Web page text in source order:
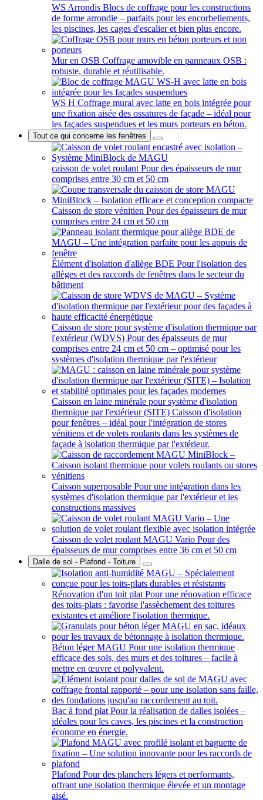
WS Arrondis Blocs de coffrage pour les constructions
de forme arrondie – parfaits pour les encorbellements,
les piscines, les cages d'escalier et bien plus encore.
Mur en OSB Coffrage amovible en panneaux OSB :
robuste, durable et réutilisable.
WS H Coffrage mural avec latte en bois intégrée pour
une fixation aisée des ossatures de façade – idéal pour
les façades suspendues et les murs porteurs en béton.
Tout ce qui concerne les fenêtres
caisson de volet roulant Pour des épaisseurs de mur
comprises entre 30 cm et 50 cm
Caisson de store vénitien Pour des épaisseurs de mur
comprises entre 24 cm et 50 cm
Élément d'isolation d'allège BDE Pour l'isolation des
allèges et des raccords de fenêtres dans le secteur du
bâtiment
Caisson de store pour système d'isolation thermique par
l'extérieur (WDVS) Pour des épaisseurs de mur
comprises entre 24 cm et 50 cm – optimisé pour les
systèmes d'isolation thermique par l'extérieur
Caisson en laine minérale pour système d'isolation
thermique par l'extérieur (SITE) Caisson d'isolation
pour fenêtres – idéal pour l'intégration de stores
vénitiens et de volets roulants dans les systèmes de
façade à isolation thermique par l'extérieur.
Caisson superposable Pour une intégration dans les
systèmes d'isolation thermique par l'extérieur et les
constructions massives
Caisson de volet roulant MAGU Vario Pour des
épaisseurs de mur comprises entre 36 cm et 50 cm
Dalle de sol - Plafond - Toiture
Rénovation d'un toit plat Pour une rénovation efficace
des toits-plats : favorise l'assèchement des toitures
existantes et améliore l'isolation thermique.
Béton léger MAGU Pour une isolation thermique
efficace des sols, des murs et des toitures – facile à
mettre en œuvre et polyvalent.
Bac à fond plat Pour la réalisation de dalles isolées –
idéales pour les caves, les piscines et la construction
économe en énergie.
Plafond Pour des planchers légers et performants,
offrant une isolation thermique élevée et un montage
aisé.